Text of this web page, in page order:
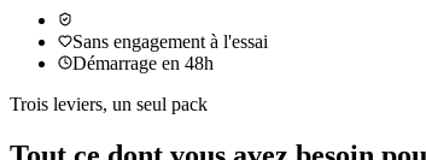
Sans engagement à l'essai
Démarrage en 48h
Trois leviers, un seul pack